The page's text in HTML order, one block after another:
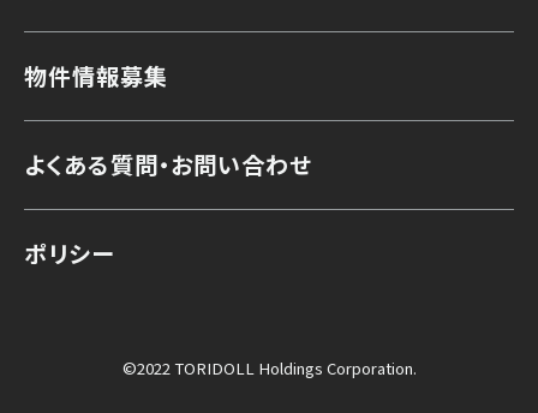
物件情報募集
よくある質問・お問い合わせ
ポリシー
©2022 TORIDOLL Holdings Corporation.